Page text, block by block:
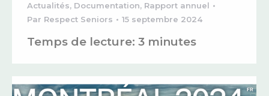
Actualités, Documentation, Rapport annuel
Par Respect Seniors 15 septembre 2024
Temps de lecture: 3 minutes